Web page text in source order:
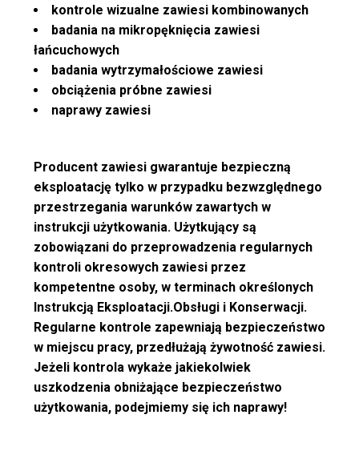
kontrole wizualne zawiesi kombinowanych
badania na mikropęknięcia zawiesi
łańcuchowych
badania wytrzymałościowe zawiesi
obciążenia próbne zawiesi
naprawy zawiesi
Producent zawiesi gwarantuje bezpieczną
eksploatację tylko w przypadku bezwzględnego
przestrzegania warunków zawartych w
instrukcji użytkowania. Użytkujący są
zobowiązani do przeprowadzenia regularnych
kontroli okresowych zawiesi przez
kompetentne osoby, w terminach określonych
Instrukcją Eksploatacji.Obsługi i Konserwacji.
Regularne kontrole zapewniają bezpieczeństwo
w miejscu pracy, przedłużają żywotność zawiesi.
Jeżeli kontrola wykaże jakiekolwiek
uszkodzenia obniżające bezpieczeństwo
użytkowania, podejmiemy się ich naprawy!